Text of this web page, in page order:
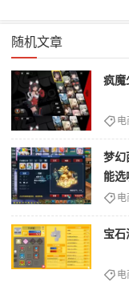
随机文章
疯魔
电
梦幻
能选
电
宝石
电